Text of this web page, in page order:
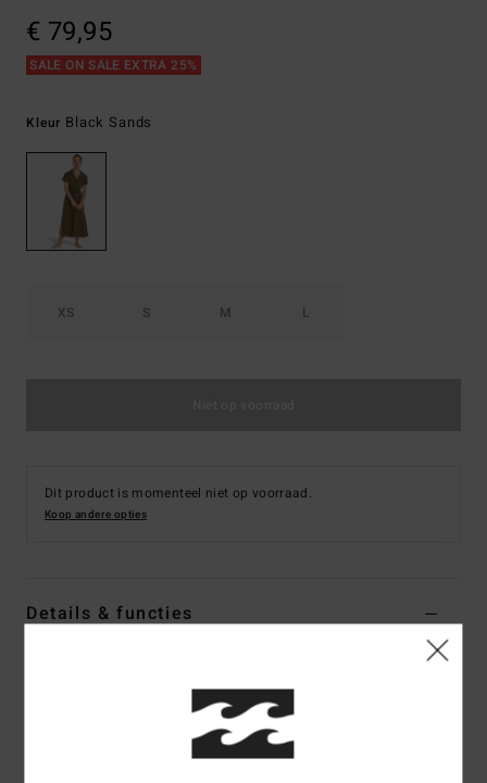
€ 79,95
SALE ON SALE EXTRA 25%
Kleur Black Sands
XS S M L
Dit product is momenteel niet op voorraad.
Koop andere opties
Details & functies
Kleurcodebsd